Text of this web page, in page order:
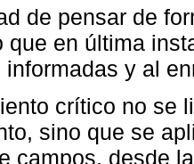
de pensar de
que en última
informadas y al
crítico no se
sino que se
campos, desde